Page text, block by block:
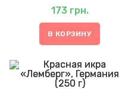
173 грн.
В КОРЗИНУ